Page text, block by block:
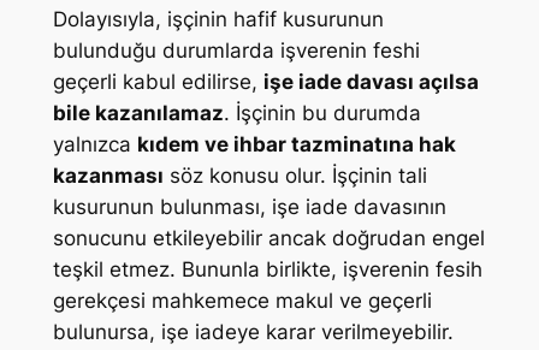
Dolayısıyla, işçinin hafif kusurunun
bulunduğu durumlarda işverenin feshi
geçerli kabul edilirse, işe iade davası açılsa
bile kazanılamaz. İşçinin bu durumda
yalnızca kıdem ve ihbar tazminatına hak
kazanması söz konusu olur. İşçinin tali
kusurunun bulunması, işe iade davasının
sonucunu etkileyebilir ancak doğrudan engel
teşkil etmez. Bununla birlikte, işverenin fesih
gerekçesi mahkemece makul ve geçerli
bulunursa, işe iadeye karar verilmeyebilir.